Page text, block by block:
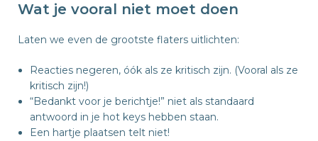
Wat je vooral niet moet doen
Laten we even de grootste flaters uitlichten:
Reacties negeren, óók als ze kritisch zijn. (Vooral als ze
kritisch zijn!)
“Bedankt voor je berichtje!” niet als standaard
antwoord in je hot keys hebben staan.
Een hartje plaatsen telt niet!